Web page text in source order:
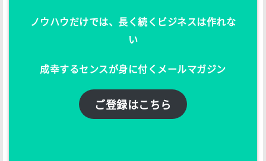
ノウハウだけでは、長く続くビジネスは作れな
い
成幸するセンスが身に付くメールマガジン
ご登録はこちら